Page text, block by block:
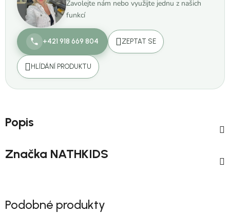
Zavolejte nám nebo využijte jednu z našich
funkcí
+421 918 669 804 ZEPTAT SE
HLÍDÁNÍ PRODUKTU
Popis
Značka NATHKIDS
Podobné produkty